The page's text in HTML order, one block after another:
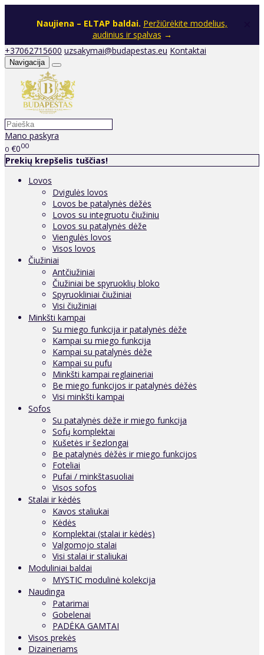
Naujiena – ELTAP baldai. Peržiūrėkite modelius,
audinius ir spalvas →
+37062715600 uzsakymai@budapestas.eu Kontaktai
Navigacija
Mano paskyra
0 €000
Prekių krepšelis tuščias!
Lovos
Dvigulės lovos
Lovos be patalynės dėžės
Lovos su integruotu čiužiniu
Lovos su patalynės dėže
Viengulės lovos
Visos lovos
Čiužiniai
Antčiužiniai
Čiužiniai be spyruoklių bloko
Spyruokliniai čiužiniai
Visi čiužiniai
Minkšti kampai
Su miego funkcija ir patalynės dėže
Kampai su miego funkcija
Kampai su patalynės dėže
Kampai su pufu
Minkšti kampai reglaineriai
Be miego funkcijos ir patalynės dėžės
Visi minkšti kampai
Sofos
Su patalynės dėže ir miego funkcija
Sofų komplektai
Kušetės ir šezlongai
Be patalynės dėžės ir miego funkcijos
Foteliai
Pufai / minkštasuoliai
Visos sofos
Stalai ir kėdės
Kavos staliukai
Kėdės
Komplektai (stalai ir kėdės)
Valgomojo stalai
Visi stalai ir staliukai
Moduliniai baldai
MYSTIC modulinė kolekcija
Naudinga
Patarimai
Gobelenai
PADĖKA GAMTAI
Visos prekės
Dizaineriams